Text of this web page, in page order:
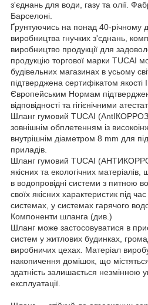
з'єднань для води, газу та олії.
Барселоні.
Ґрунтуючись на понад 40-річному
виробництва гнучких з'єднань,
виробництво продукції для
продукцію торгової марки TUCAI
будівельних магазинах в усьому
підтверджена сертифікатом якості
Європейським Нормам
відповідності та гігієнічними
Шланг гумовий TUCAI
зовнішнім обплетенням із
внутрішнім діаметром 8 mm для
приладів.
Шланг гумовий TUCAI
якісних та екологічних матеріалів,
в водопровідні системи з питною
своїх якісних характеристик під
системах, у системах гарячого
Компоненти шланга (див.)
Шланг може застосовуватися в
систем у житлових будинках,
виробничих цехах. Матеріал
накопичення домішок, що
здатність залишається незмінною
експлуатації.